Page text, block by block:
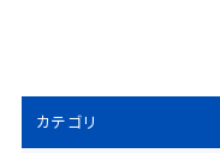
カテゴリ